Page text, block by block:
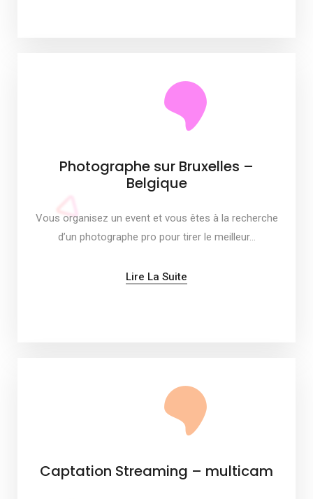
Photographe sur Bruxelles –
Belgique
Vous organisez un event et vous êtes à la recherche
d’un photographe pro pour tirer le meilleur…
Lire La Suite
Captation Streaming – multicam